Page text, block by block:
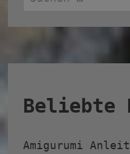
Beliebte
Amigurumi